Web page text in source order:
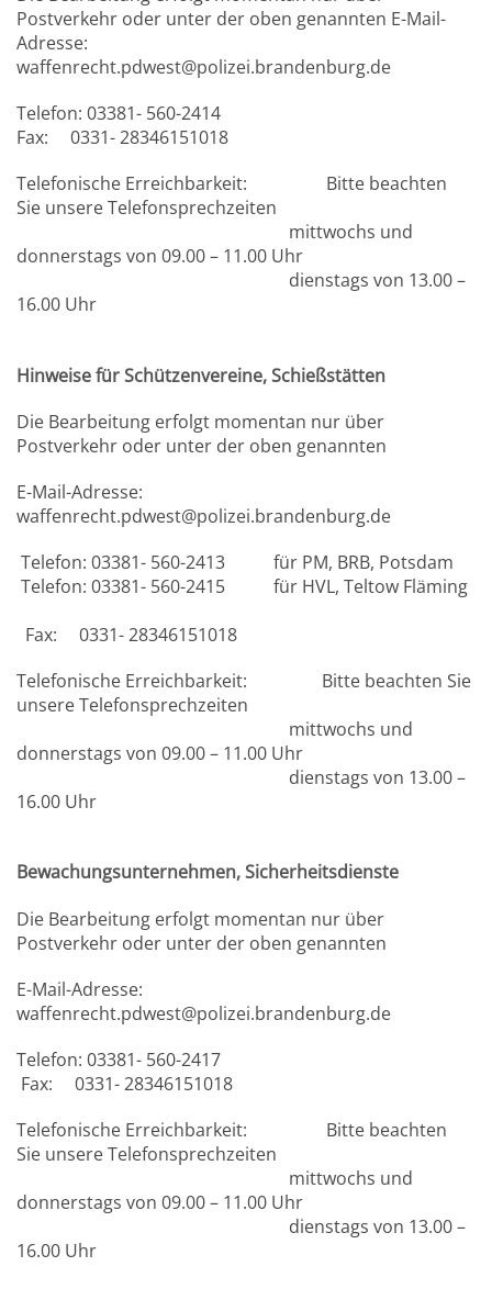
Postverkehr oder unter der oben genannten E-Mail-
Adresse:
waffenrecht.pdwest@polizei.brandenburg.de
Telefon: 03381- 560-2414
Fax: 0331- 28346151018
Telefonische Erreichbarkeit: Bitte beachten
Sie unsere Telefonsprechzeiten
mittwochs und
donnerstags von 09.00 – 11.00 Uhr
dienstags von 13.00 –
16.00 Uhr
Hinweise für Schützenvereine, Schießstätten
Die Bearbeitung erfolgt momentan nur über
Postverkehr oder unter der oben genannten
E-Mail-Adresse:
waffenrecht.pdwest@polizei.brandenburg.de
Telefon: 03381- 560-2413 für PM, BRB, Potsdam
Telefon: 03381- 560-2415 für HVL, Teltow Fläming
Fax: 0331- 28346151018
Telefonische Erreichbarkeit: Bitte beachten Sie
unsere Telefonsprechzeiten
mittwochs und
donnerstags von 09.00 – 11.00 Uhr
dienstags von 13.00 –
16.00 Uhr
Bewachungsunternehmen, Sicherheitsdienste
Die Bearbeitung erfolgt momentan nur über
Postverkehr oder unter der oben genannten
E-Mail-Adresse:
waffenrecht.pdwest@polizei.brandenburg.de
Telefon: 03381- 560-2417
Fax: 0331- 28346151018
Telefonische Erreichbarkeit: Bitte beachten
Sie unsere Telefonsprechzeiten
mittwochs und
donnerstags von 09.00 – 11.00 Uhr
dienstags von 13.00 –
16.00 Uhr